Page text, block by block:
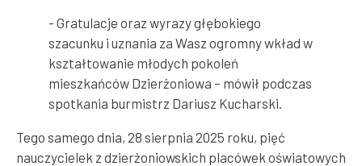
- Gratulacje oraz wyrazy głębokiego
szacunku i uznania za Wasz ogromny wkład w
kształtowanie młodych pokoleń
mieszkańców Dzierżoniowa – mówił podczas
spotkania burmistrz Dariusz Kucharski.
Tego samego dnia, 28 sierpnia 2025 roku, pięć
nauczycielek z dzierżoniowskich placówek oświatowych